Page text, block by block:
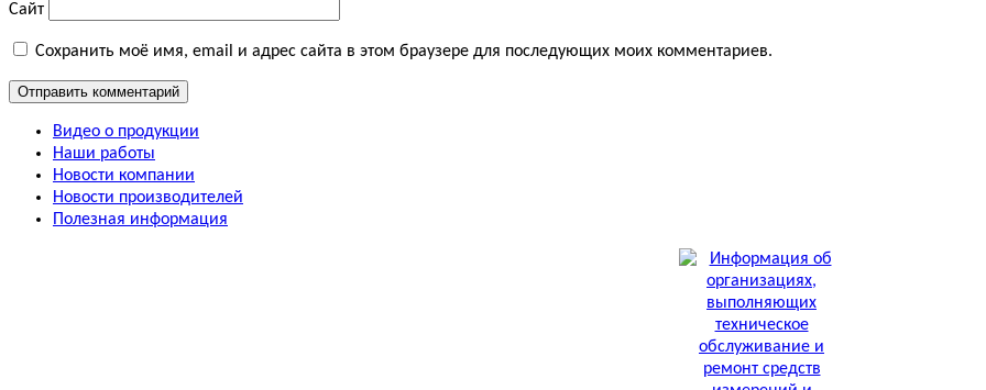
Сайт
Сохранить моё имя, email и адрес сайта в этом браузере для последующих моих комментариев.
Видео о продукции
Наши работы
Новости компании
Новости производителей
Полезная информация